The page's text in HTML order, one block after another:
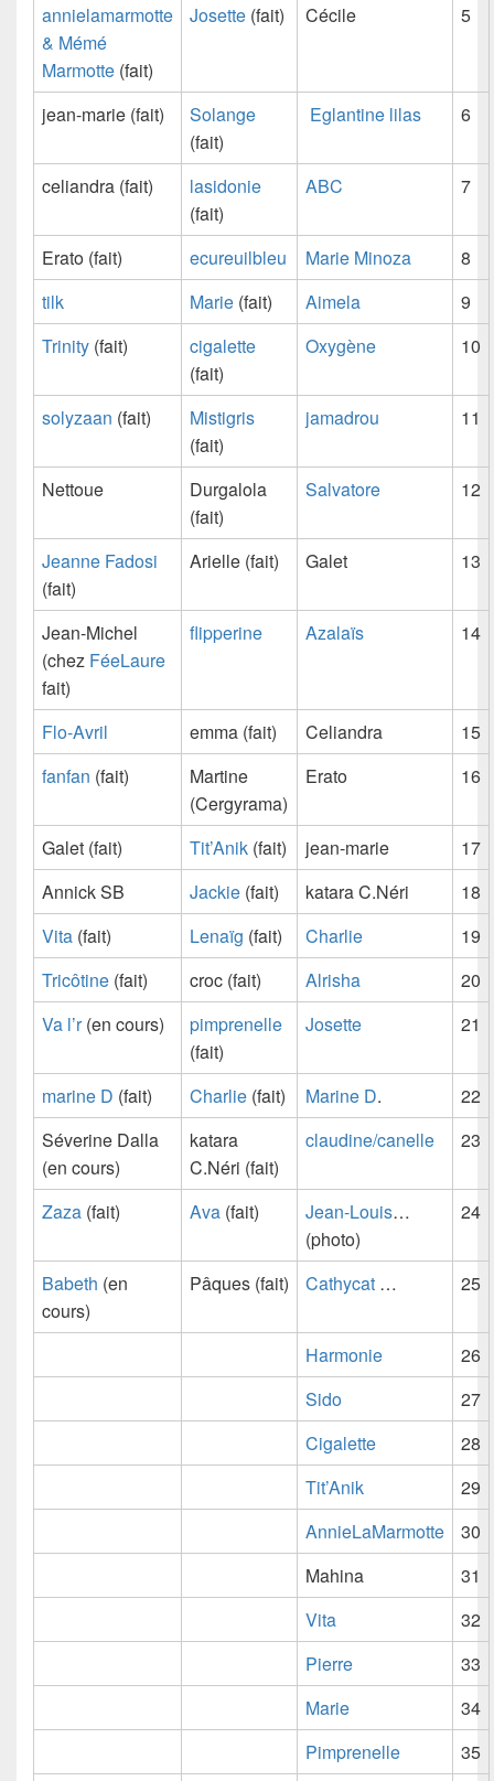
annielamarmotte
& Mémé
Marmotte (fait)
Josette (fait) Cécile 5
jean-marie (fait)
Solange
(fait)
Eglantine lilas 6
celiandra (fait)
lasidonie
(fait)
ABC 7
Erato (fait) ecureuilbleu Marie Minoza
8
tilk
Marie (fait) Aimela
9
Trinity (fait)
cigalette
(fait)
Oxygène 10
solyzaan (fait)
Mistigris
(fait)
jamadrou 11
Nettoue
Durgalola
(fait)
Salvatore 12
Jeanne Fadosi
(fait)
Arielle (fait) Galet 13
Jean-Michel
(chez FéeLaure
fait)
flipperine Azalaïs 14
Flo-Avril emma (fait) Celiandra
15
fanfan (fait)
Martine
(Cergyrama)
Erato 16
Galet (fait) Tit’Anik (fait) jean-marie
17
Annick SB
Jackie (fait) katara C.Néri
18
Vita (fait) Lenaïg (fait) Charlie
19
Tricôtine (fait) croc (fait) Alrisha
20
Va l’r(en cours)
pimprenelle
(fait)
Josette 21
marine D (fait) Charlie (fait) Marine D.
22
Séverine Dalla
(en cours)
katara
C.Néri (fait)
claudine/canelle 23
Zaza (fait) Ava (fait) Jean-Louis…
(photo)
24
Babeth (en
cours)
Pâques (fait) Cathycat … 25
Harmonie
26
Sido
27
Cigalette
28
Tit’Anik
29
AnnieLaMarmotte
30
Mahina
31
Vita
32
Pierre
33
Marie
34
Pimprenelle
35